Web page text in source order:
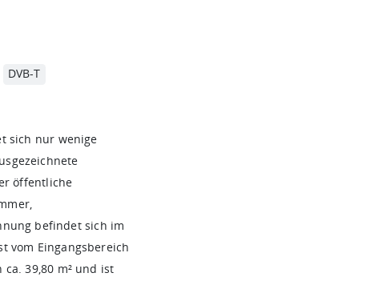
DVB-T
sich nur wenige
öffentliche
befindet sich im
vom Eingangsbereich
39,80 m² und ist